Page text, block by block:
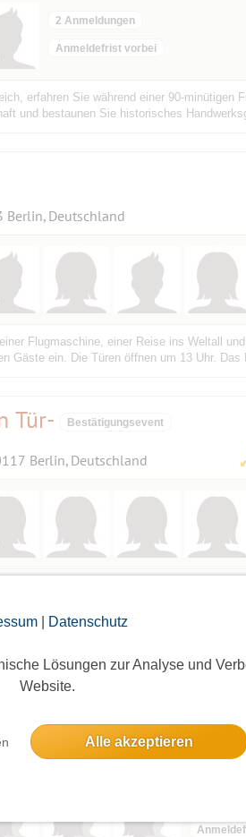
| Datenschutz
Lösungen zur Analyse und
Website.
Alle akzeptieren
2 Anmeldungen
Anmeldefrist vorbei
erfahren Sie während einer 90-minütigen
und bestaunen Sie historisches
Berlin, Deutschland
Flugmaschine, einer Reise ins Weltall
ein. Die Türen öffnen um 13 Uhr. Das
Tür- Bestätigungsevent
Berlin, Deutschland